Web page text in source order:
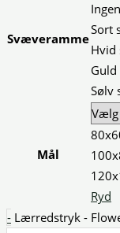
Svæveramme
Sort
Sølv
Mål
Ryd
- Lærredstryk -